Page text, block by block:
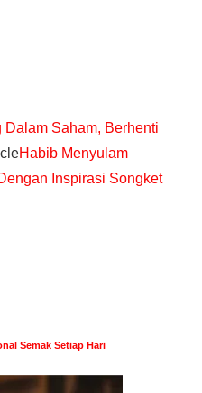
Dalam Saham, Berhenti
Habib Menyulam
Inspirasi Songket
Semak Setiap Hari